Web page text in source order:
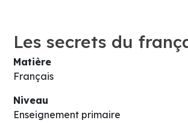
Les secrets du
Matière
Français
Niveau
Enseignement primaire